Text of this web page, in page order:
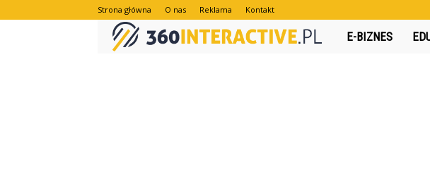
Strona główna O nas Reklama Kontakt
360interactive.pl
E-BIZNES